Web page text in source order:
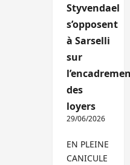
Styvendael
s’opposent
à Sarselli
sur
des
loyers
29/06/2026
EN PLEINE
CANICULE